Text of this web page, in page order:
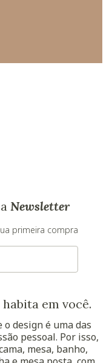
Newsletter
primeira compra
em você.
design é uma das
pessoal. Por isso,
mesa, banho,